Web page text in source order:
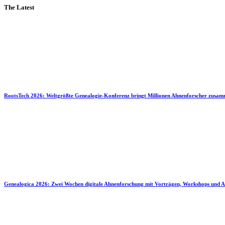
The Latest
RootsTech 2026: Weltgrößte Genealogie-Konferenz bringt Millionen Ahnenforscher
Genealogica 2026: Zwei Wochen digitale Ahnenforschung mit Vorträgen, Workshops und